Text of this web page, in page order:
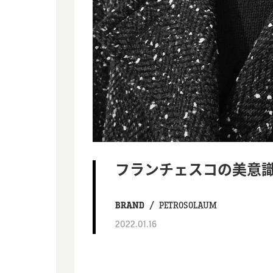
フランチェスコの美意
BRAND
PETROSOLAUM
2022.01.16